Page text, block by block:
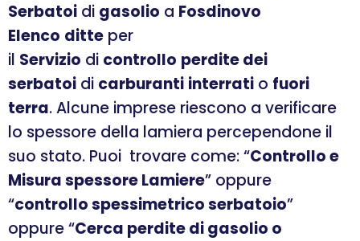
Serbatoi di gasolio a Fosdinovo
Elenco ditte per
il Servizio di controllo perdite dei
serbatoi di carburanti interrati o fuori
terra. Alcune imprese riescono a verificare
lo spessore della lamiera percependone il
suo stato. Puoi trovare come: “Controllo e
Misura spessore Lamiere” oppure
“controllo spessimetrico serbatoio”
oppure “Cerca perdite di gasolio o